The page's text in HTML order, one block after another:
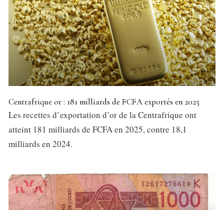
Centrafrique or : 181 milliards de FCFA exportés en 2025
Les recettes d’exportation d’or de la Centrafrique ont
atteint 181 milliards de FCFA en 2025, contre 18,1
milliards en 2024.